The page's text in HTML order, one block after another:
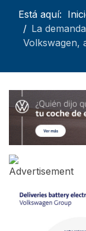
Está aquí:
La
Volkswagen,